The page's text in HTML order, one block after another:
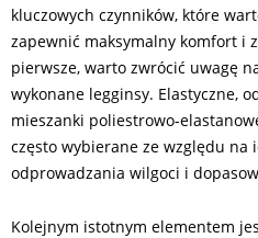
kluczowych czynników, które
zapewnić maksymalny komfort i
pierwsze, warto zwrócić uwagę
wykonane legginsy. Elastyczne,
mieszanki poliestrowo-
często wybierane ze względu na
odprowadzania wilgoci i
Kolejnym istotnym elementem